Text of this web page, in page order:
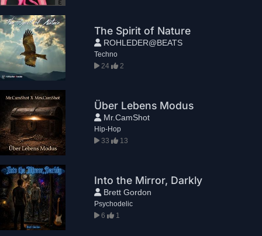
The Spirit of Nature
ROHLEDER@BEATS
Techno
24
2
Über Lebens Modus
Mr.CamShot
Hip-Hop
33
13
Into the Mirror, Darkly
Brett Gordon
Psychodelic
6
1